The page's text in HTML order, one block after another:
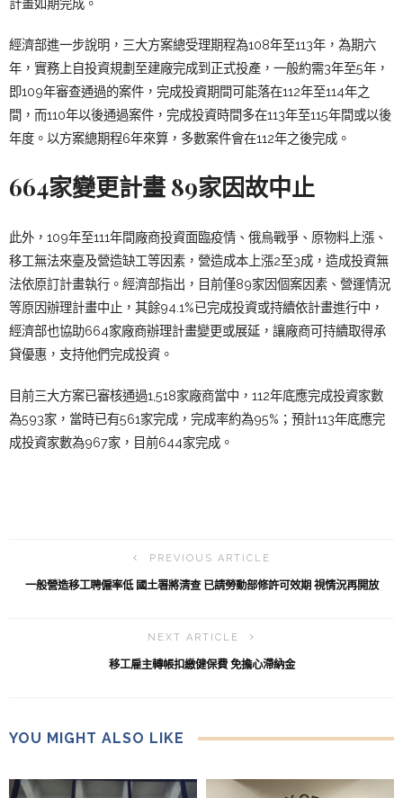
計畫如期完成。
經濟部進一步說明， 三大方案總受理期程為108年至113年，為期六
年，實務上自投資規劃至建廠完成到正式投產，一般約需3年至5年，
即109年審查通過的案件，完成投資期間可能落在112年至114年之
間，而110年以後通過案件，完成投資時間多在113年至115年間或以後
年度。以方案總期程6年來算，多數案件會在112年之後完成。
664家變更計畫 89家因故中止
此外，109年至111年間廠商投資面臨疫情、俄烏戰爭、原物料上漲、
移工無法來臺及營造缺工等因素，營造成本上漲2至3成，造成投資無
法依原訂計畫執行。經濟部指出，目前僅89家因個案因素、營運情況
等原因辦理計畫中止，其餘94.1%已完成投資或持續依計畫進行中，
經濟部也協助664家廠商辦理計畫變更或展延，讓廠商可持續取得承
貸優惠，支持他們完成投資。
目前三大方案已審核通過1,518家廠商當中，112年底應完成投資家數
為593家，當時已有561家完成，完成率約為95%；預計113年底應完
成投資家數為967家，目前644家完成 。
PREVIOUS ARTICLE
一般營造移工聘僱率低 國土署將清查 已請勞動部修許可效期 視情況再開放
NEXT ARTICLE
移工雇主轉帳扣繳健保費 免擔心滯納金
YOU MIGHT ALSO LIKE